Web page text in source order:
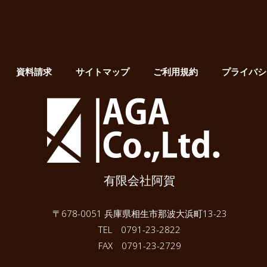
資料請求 サイトマップ ご利用規約 プライバ
有限会社阿賀
〒678-0051 兵庫県相生市那波大浜町13-23
TEL 0791-23-2822
FAX 0791-23-2729